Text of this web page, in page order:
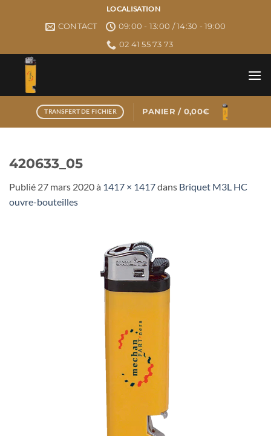
LOCALISATION
CONTACT
09:00 - 13:00 / 14:30 - 19:00
02 41 55 73 73
TRANSFERT DE FICHIER PANIER / 0,00€
420633_05
Publié 27 mars 2020à 1417 × 1417dans Briquet M3L HC
ouvre-bouteilles